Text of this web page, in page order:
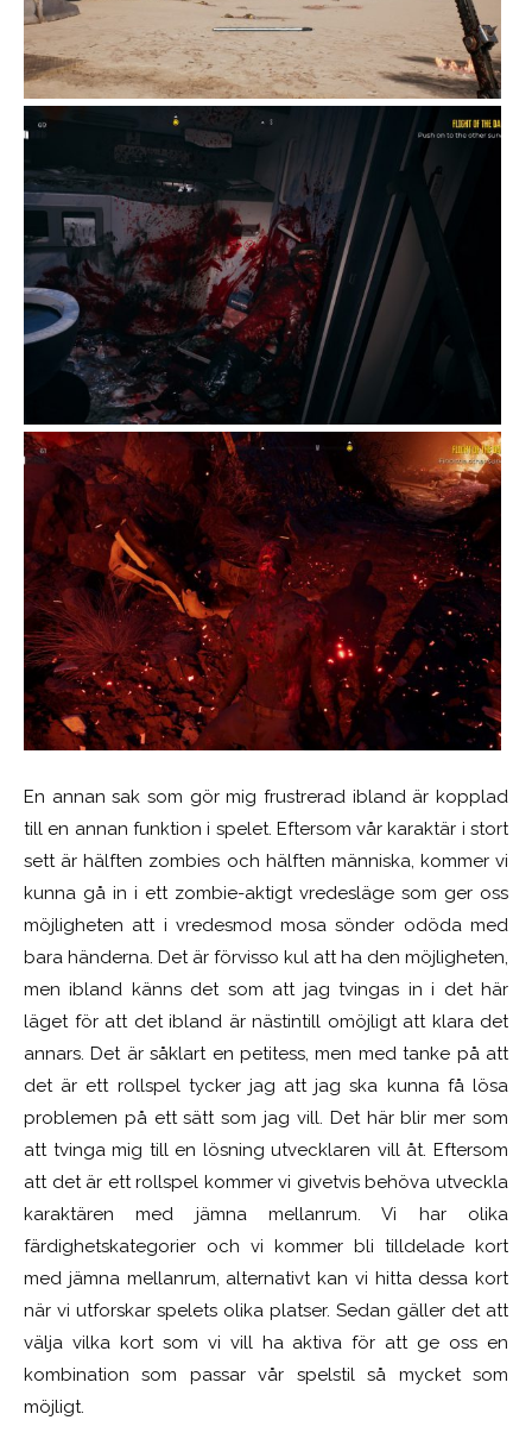
En annan sak som gör mig frustrerad ibland är kopplad
till en annan funktion i spelet. Eftersom vår karaktär i stort
sett är hälften zombies och hälften människa, kommer vi
kunna gå in i ett zombie-aktigt vredesläge som ger oss
möjligheten att i vredesmod mosa sönder odöda med
bara händerna. Det är förvisso kul att ha den möjligheten,
men ibland känns det som att jag tvingas in i det här
läget för att det ibland är nästintill omöjligt att klara det
annars. Det är såklart en petitess, men med tanke på att
det är ett rollspel tycker jag att jag ska kunna få lösa
problemen på ett sätt som jag vill. Det här blir mer som
att tvinga mig till en lösning utvecklaren vill åt. Eftersom
att det är ett rollspel kommer vi givetvis behöva utveckla
karaktären med jämna mellanrum. Vi har olika
färdighetskategorier och vi kommer bli tilldelade kort
med jämna mellanrum, alternativt kan vi hitta dessa kort
när vi utforskar spelets olika platser. Sedan gäller det att
välja vilka kort som vi vill ha aktiva för att ge oss en
kombination som passar vår spelstil så mycket som
möjligt.